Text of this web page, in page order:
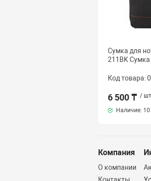
Сумка для
211BK Сумка
Код товара:
6 500 ₸ / шт.
Наличие: 10
Компания
О компании